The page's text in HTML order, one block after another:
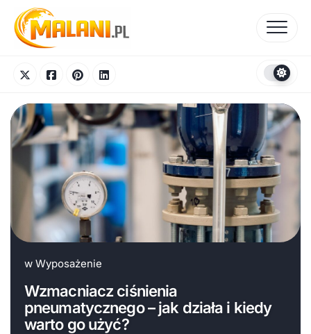
content
w Wyposażenie
Wzmacniacz ciśnienia
pneumatycznego – jak działa i kiedy
warto go użyć?